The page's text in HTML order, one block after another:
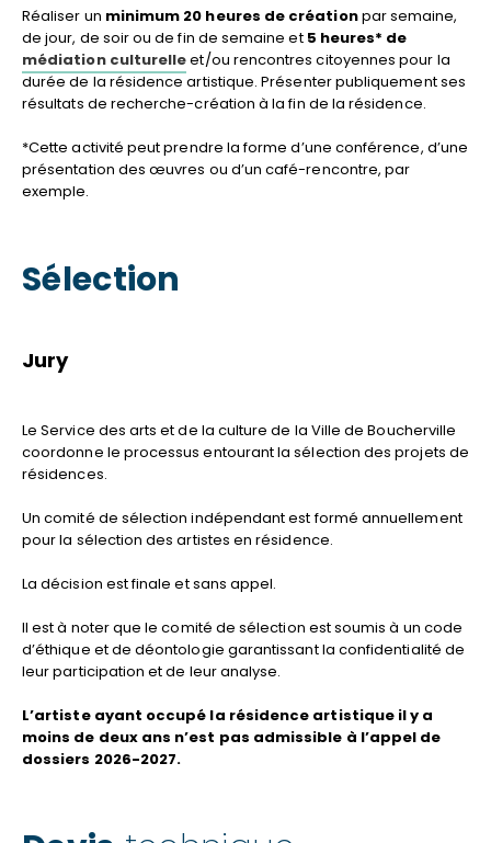
Réaliser un minimum 20 heures de créationpar semaine,
de jour, de soir ou de fin de semaine et 5 heures* de
médiation culturelleet/ou rencontres citoyennes pour la
durée de la résidence artistique. Présenter publiquement ses
résultats de recherche-création à la fin de la résidence.
*Cette activité peut prendre la forme d’une conférence, d’une
présentation des œuvres ou d’un café-rencontre, par
exemple.
Sélection
Jury
Le Service des arts et de la culture de la Ville de Boucherville
coordonne le processus entourant la sélection des projets de
résidences.
Un comité de sélection indépendant est formé annuellement
pour la sélection des artistes en résidence.
La décision est finale et sans appel.
Il est à noter que le comité de sélection est soumis à un code
d’éthique et de déontologie garantissant la confidentialité de
leur participation et de leur analyse.
L’artiste ayant occupé la résidence artistique il y a
moins de deux ans n’est pas admissible à l’appel de
dossiers 2026-2027.